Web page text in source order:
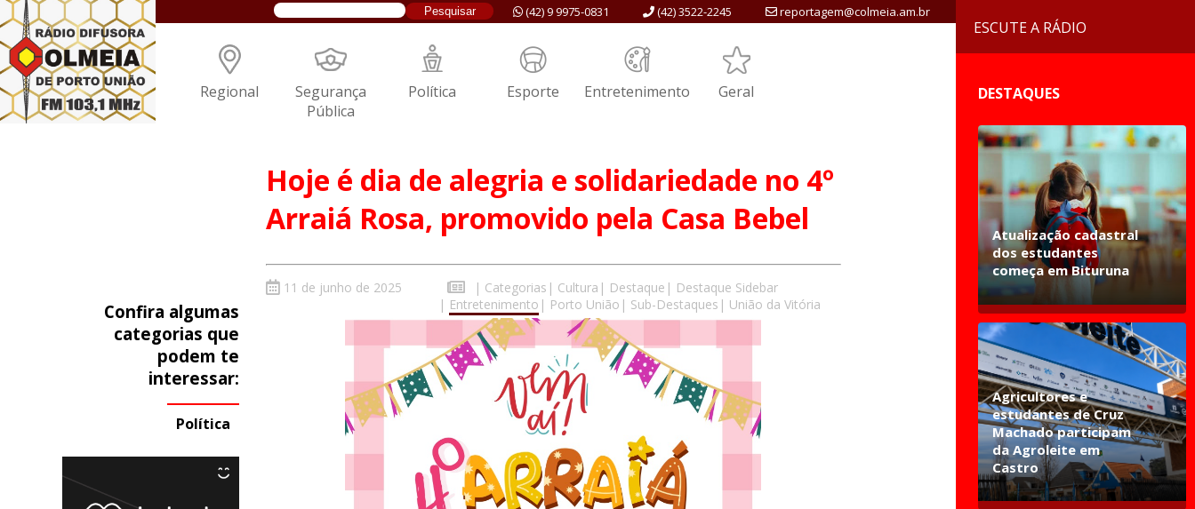
reportagem@colmeia.am.br
(42) 3522-2245
(42) 9 9975-0831
Regional Segurança
Pública
Política Esporte Entretenimento Geral
Hoje é dia de alegria e solidariedade no 4º
Arraiá Rosa, promovido pela Casa Bebel
Confira algumas
categorias que
podem te
interessar:
Política
11 de junho de 2025 | Categorias | Cultura | Destaque | Destaque Sidebar
| Entretenimento | Porto União | Sub-Destaques | União da Vitória
ESCUTE A RÁDIO
DESTAQUES
Atualização cadastral
dos estudantes
começa em Bituruna
Agricultores e
estudantes de Cruz
Machado participam
da Agroleite em
Castro